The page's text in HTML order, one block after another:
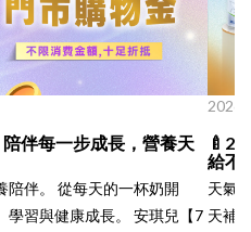
伴每一步成長，營養天
陪伴。 從每天的一杯奶開
學習與健康成長。 安琪兒【7
給不
天氣越
天補給